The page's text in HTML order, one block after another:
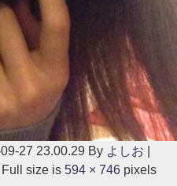
27 23.00.29 By よしお
Full size is 594 × 746 pixels